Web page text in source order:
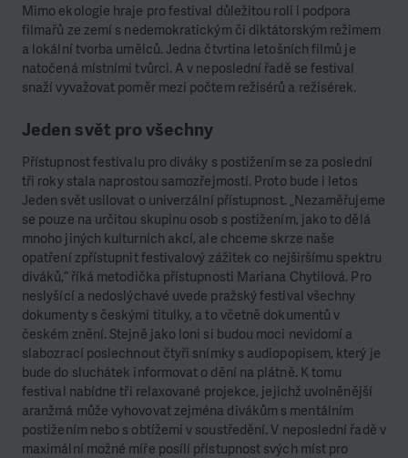
Mimo ekologie hraje pro festival důležitou roli i podpora
filmařů ze zemí s nedemokratickým či diktátorským režimem
a lokální tvorba umělců. Jedna čtvrtina letošních filmů je
natočená místními tvůrci. A v neposlední řadě se festival
snaží vyvažovat poměr mezi počtem režisérů a režisérek.
Jeden svět pro všechny
Přístupnost festivalu pro diváky s postižením se za poslední
tři roky stala naprostou samozřejmostí. Proto bude i letos
Jeden svět usilovat o univerzální přístupnost. „Nezaměřujeme
se pouze na určitou skupinu osob s postižením, jako to dělá
mnoho jiných kulturních akcí, ale chceme skrze naše
opatření zpřístupnit festivalový zážitek co nejširšímu spektru
diváků,“ říká metodička přístupnosti Mariana Chytilová. Pro
neslyšící a nedoslýchavé uvede pražský festival všechny
dokumenty s českými titulky, a to včetně dokumentů v
českém znění. Stejně jako loni si budou moci nevidomí a
slabozrací poslechnout čtyři snímky s audiopopisem, který je
bude do sluchátek informovat o dění na plátně. K tomu
festival nabídne tři relaxované projekce, jejichž uvolněnější
aranžmá může vyhovovat zejména divákům s mentálním
postižením nebo s obtížemi v soustředění. V neposlední řadě v
maximální možné míře posílí přístupnost svých míst pro